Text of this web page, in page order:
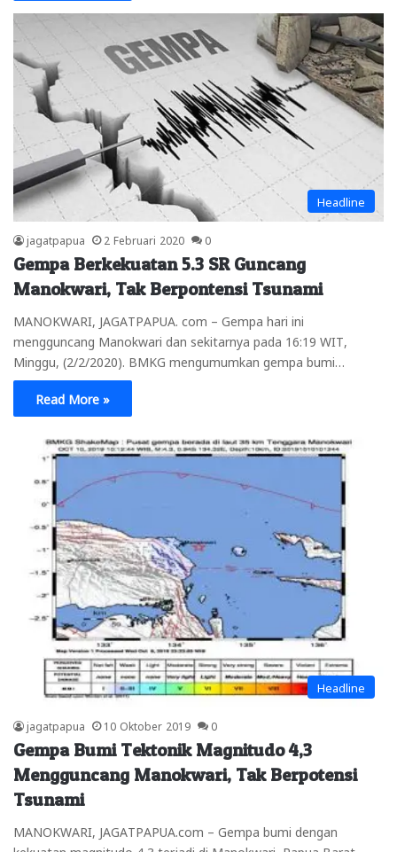
Headline
jagatpapua 2 Februari 2020 0
Gempa Berkekuatan 5.3 SR Guncang
Manokwari, Tak Berpontensi Tsunami
MANOKWARI, JAGATPAPUA. com – Gempa hari ini
mengguncang Manokwari dan sekitarnya pada 16:19 WIT,
Minggu, (2/2/2020). BMKG mengumumkan gempa bumi…
Read More »
Headline
jagatpapua 10 Oktober 2019 0
Gempa Bumi Tektonik Magnitudo 4,3
Mengguncang Manokwari, Tak Berpotensi
Tsunami
MANOKWARI, JAGATPAPUA.com – Gempa bumi dengan